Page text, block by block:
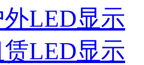
外LED显示
LED显示